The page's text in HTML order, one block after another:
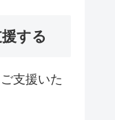
する
支援いた